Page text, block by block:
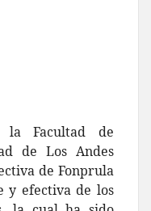
Facultad de
de Los Andes
de Fonprula
y efectiva de los